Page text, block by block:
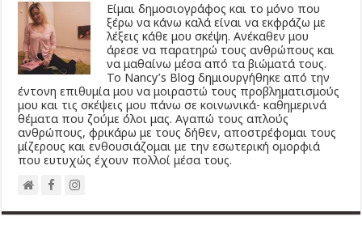
Είμαι δημοσιογράφος και το μόνο που
ξέρω να κάνω καλά είναι να εκφράζω με
λέξεις κάθε μου σκέψη. Ανέκαθεν μου
άρεσε να παρατηρώ τους ανθρώπους και
να μαθαίνω μέσα από τα βιώματά τους.
Το Νancy’s Βlog δημιουργήθηκε από την
έντονη επιθυμία μου να μοιραστώ τους προβληματισμούς
μου και τις σκέψεις μου πάνω σε κοινωνικά- καθημερινά
θέματα που ζούμε όλοι μας. Αγαπώ τους απλούς
ανθρώπους, φρικάρω με τους δήθεν, αποστρέφομαι τους
μίζερους και ενθουσιάζομαι με την εσωτερική ομορφιά
που ευτυχώς έχουν πολλοί μέσα τους.